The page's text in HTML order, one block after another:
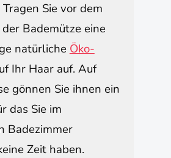
Tragen Sie vor dem
Bademütze eine
natürliche Öko-
Ihr Haar auf. Auf
gönnen Sie ihnen ein
das Sie im
Badezimmer
Zeit haben.